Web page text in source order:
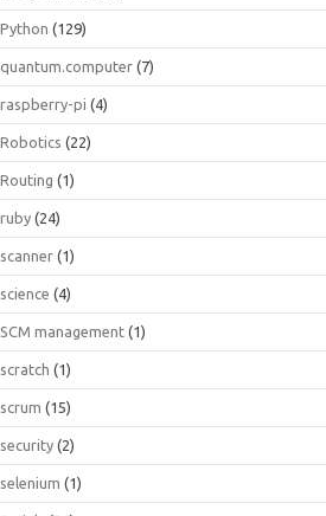
Python (129)
quantum.computer (7)
raspberry-pi (4)
Robotics (22)
Routing (1)
ruby (24)
scanner (1)
science (4)
SCM management (1)
scratch (1)
scrum (15)
security (2)
selenium (1)